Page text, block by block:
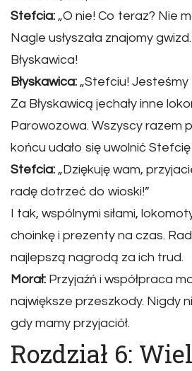
Stefcia: „O nie! Co teraz? Nie
Nagle usłyszała znajomy
Błyskawica!
Błyskawica: „Stefciu! Jesteśmy
Za Błyskawicą jechały inne
Parowozowa. Wszyscy razem
końcu udało się uwolnić Stefcię
Stefcia: „Dziękuję wam,
radę dotrzeć do wioski!”
I tak, wspólnymi siłami,
choinkę i prezenty na czas.
najlepszą nagrodą za ich trud.
Morał: Przyjaźń i współpraca
największe przeszkody. Nigdy
gdy mamy przyjaciół.
Rozdział 6: